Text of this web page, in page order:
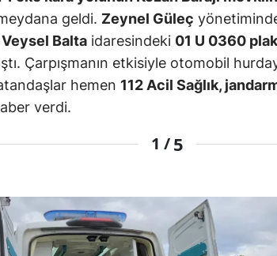
Çorum
Denizli
Diyarbakır
Elazığ
Eskişehir
geldi. Zeynel Güleç
Veysel Balta idaresindeki 01 U 0360
Çarpışmanın etkisiyle otomobil
hemen 112 Acil Sağlık,
verdi.
1 /5